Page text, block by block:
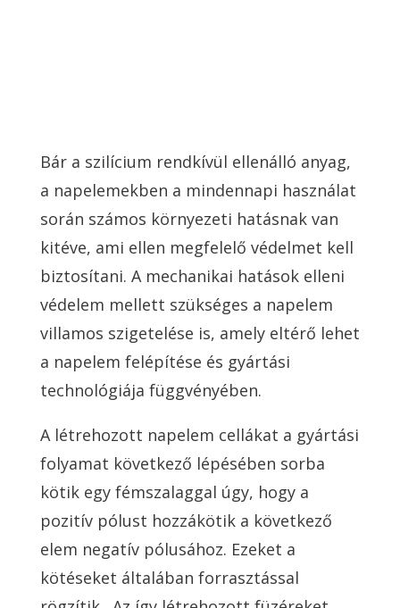
Bár a szilícium rendkívül ellenálló anyag,
a napelemekben a mindennapi használat
során számos környezeti hatásnak van
kitéve, ami ellen megfelelő védelmet kell
biztosítani. A mechanikai hatások elleni
védelem mellett szükséges a napelem
villamos szigetelése is, amely eltérő lehet
a napelem felépítése és gyártási
technológiája függvényében.
A létrehozott napelem cellákat a gyártási
folyamat következő lépésében sorba
kötik egy fémszalaggal úgy, hogy a
pozitív pólust hozzákötik a következő
elem negatív pólusához. Ezeket a
kötéseket általában forrasztással